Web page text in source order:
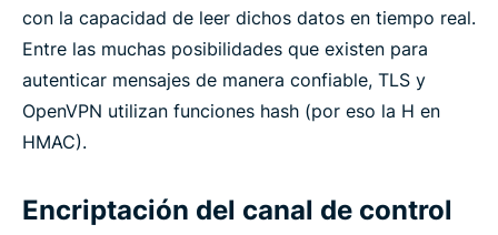
con la capacidad de leer dichos datos en tiempo real.
Entre las muchas posibilidades que existen para
autenticar mensajes de manera confiable, TLS y
OpenVPN utilizan funciones hash (por eso la H en
HMAC).
Encriptación del canal de control